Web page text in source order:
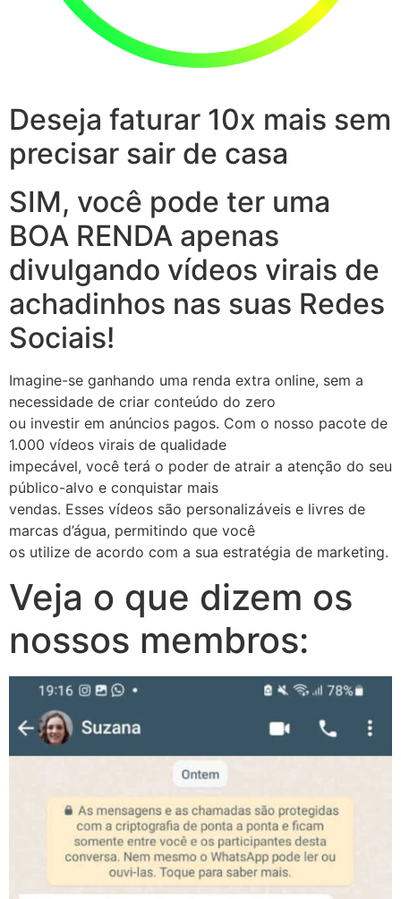
Deseja faturar 10x mais sem
precisar sair de casa
SIM, você pode ter uma
BOA RENDA apenas
divulgando vídeos virais de
achadinhos nas suas Redes
Sociais!
Imagine-se ganhando uma renda extra online, sem a
necessidade de criar conteúdo do zero
ou investir em anúncios pagos. Com o nosso pacote de
1.000 vídeos virais de qualidade
impecável, você terá o poder de atrair a atenção do seu
público-alvo e conquistar mais
vendas. Esses vídeos são personalizáveis e livres de
marcas d’água, permitindo que você
os utilize de acordo com a sua estratégia de marketing.
Veja o que dizem os
nossos membros: